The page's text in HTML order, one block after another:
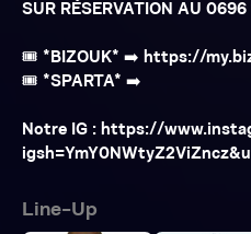
SUR RÉSERVATION AU 0696
🎟️ *BIZOUK* ➡️ https://
🎟️ *SPARTA* ➡️
Notre IG : https://
Line-Up